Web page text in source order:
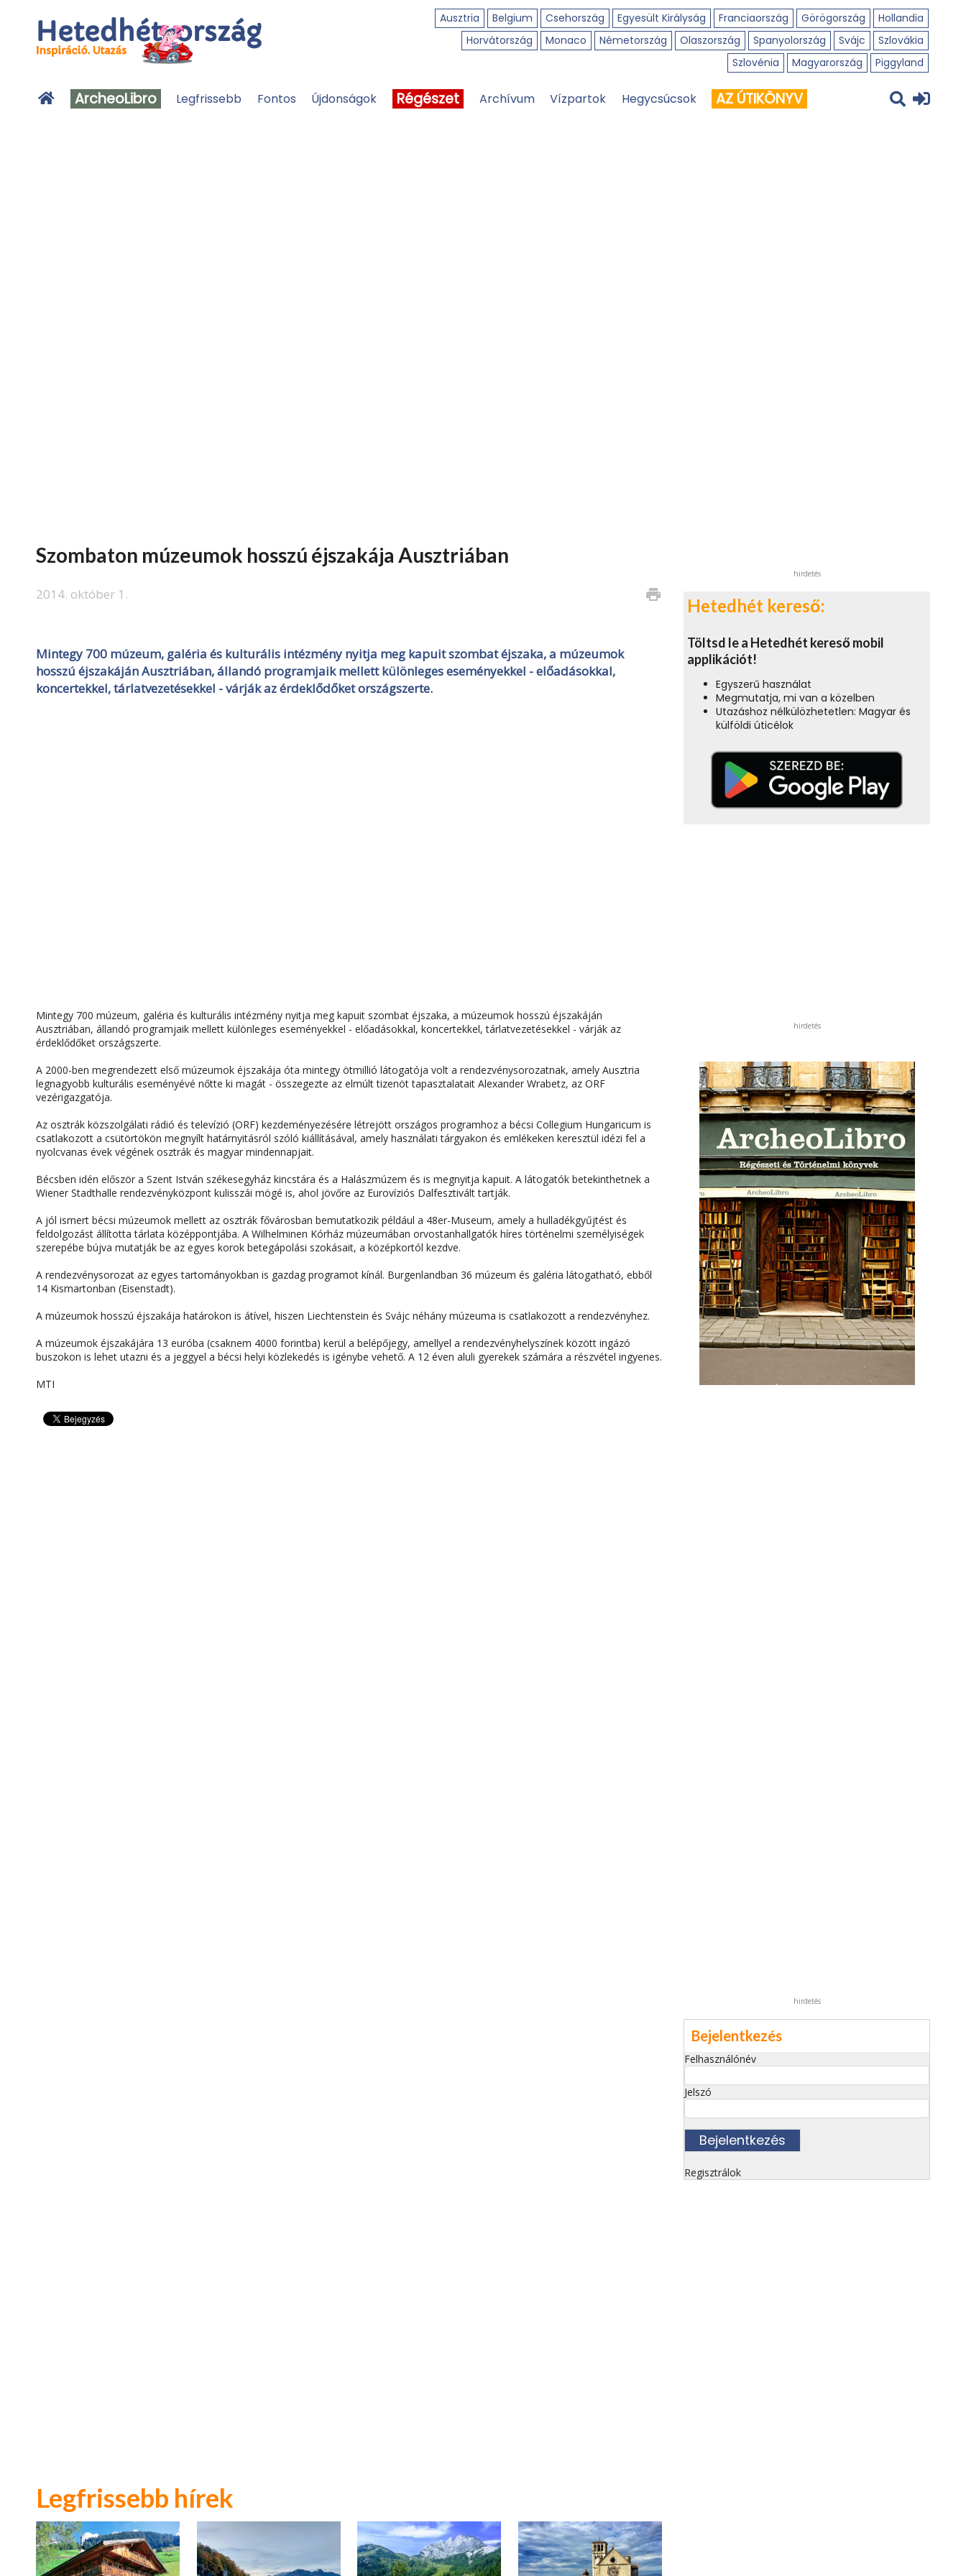
Ausztria Belgium Csehország Egyesült Királyság Franciaország Görögország
Hollandia
Horvátország
Monaco Németország Olaszország Spanyolország Svájc
Szlovákia
Szlovénia
Magyarország Piggyland
ArcheoLibro Legfrissebb Fontos Újdonságok Régészet Archívum Vízpartok Hegycsúcsok AZ ÚTIKÖNYV
Szombaton múzeumok hosszú éjszakája Ausztriában
2014. október 1. print
Mintegy 700 múzeum, galéria és kulturális intézmény nyitja meg kapuit szombat éjszaka, a múzeumok
hosszú éjszakáján Ausztriában, állandó programjaik mellett különleges eseményekkel - előadásokkal,
koncertekkel, tárlatvezetésekkel - várják az érdeklődőket országszerte.
Mintegy 700 múzeum, galéria és kulturális intézmény nyitja meg kapuit szombat éjszaka, a múzeumok hosszú éjszakáján
Ausztriában, állandó programjaik mellett különleges eseményekkel - előadásokkal, koncertekkel, tárlatvezetésekkel - várják az
érdeklődőket országszerte.
A 2000-ben megrendezett első múzeumok éjszakája óta mintegy ötmillió látogatója volt a rendezvénysorozatnak, amely Ausztria
legnagyobb kulturális eseményévé nőtte ki magát - összegezte az elmúlt tizenöt tapasztalatait Alexander Wrabetz, az ORF
vezérigazgatója.
Az osztrák közszolgálati rádió és televízió (ORF) kezdeményezésére létrejött országos programhoz a bécsi Collegium Hungaricum is
csatlakozott a csütörtökön megnyílt határnyitásról szóló kiállításával, amely használati tárgyakon és emlékeken keresztül idézi fel a
nyolcvanas évek végének osztrák és magyar mindennapjait.
Bécsben idén először a Szent István székesegyház kincstára és a Halászmúzem és is megnyitja kapuit. A látogatók betekinthetnek a
Wiener Stadthalle rendezvényközpont kulisszái mögé is, ahol jövőre az Eurovíziós Dalfesztivált tartják.
A jól ismert bécsi múzeumok mellett az osztrák fővárosban bemutatkozik például a 48er-Museum, amely a hulladékgyűjtést és
feldolgozást állította tárlata középpontjába. A Wilhelminen Kórház múzeumában orvostanhallgatók híres történelmi személyiségek
szerepébe bújva mutatják be az egyes korok betegápolási szokásait, a középkortól kezdve.
A rendezvénysorozat az egyes tartományokban is gazdag programot kínál. Burgenlandban 36 múzeum és galéria látogatható, ebből
14 Kismartonban (Eisenstadt).
A múzeumok hosszú éjszakája határokon is átível, hiszen Liechtenstein és Svájc néhány múzeuma is csatlakozott a rendezvényhez.
A múzeumok éjszakájára 13 euróba (csaknem 4000 forintba) kerül a belépőjegy, amellyel a rendezvényhelyszínek között ingázó
buszokon is lehet utazni és a jeggyel a bécsi helyi közlekedés is igénybe vehető. A 12 éven aluli gyerekek számára a részvétel ingyenes.
MTI
Legfrissebb hírek
hirdetés
Hetedhét kereső:
Töltsd le a Hetedhét kereső mobil
applikációt!
Egyszerű használat
Megmutatja, mi van a közelben
Utazáshoz nélkülözhetetlen: Magyar és
külföldi úticélok
hirdetés
hirdetés
Bejelentkezés
Felhasználónév
Jelszó
Regisztrálok